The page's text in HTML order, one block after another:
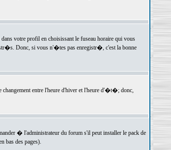
votre profil en choisissant le fuseau horaire qui vous
Donc, si vous n'�tes pas enregistr�, c'est la bonne
entre l'heure d'hiver et l'heure d'�t�; donc,
� l'administrateur du forum s'il peut installer le pack de
bas des pages).